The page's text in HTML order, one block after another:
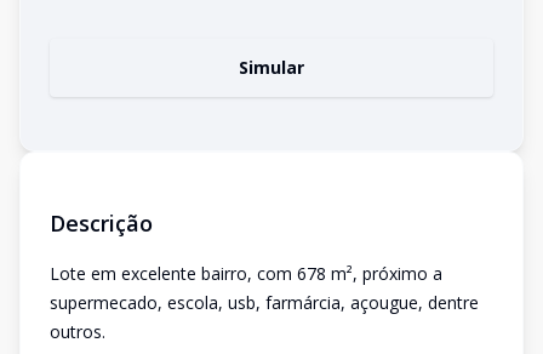
Simular
Descrição
Lote em excelente bairro, com 678 m², próximo a
supermecado, escola, usb, farmárcia, açougue, dentre
outros.